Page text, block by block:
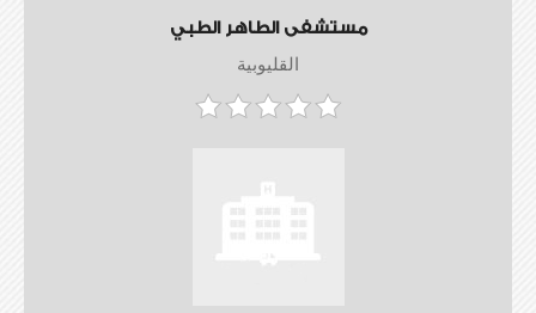
مستشفى الطاهر الطبي
القليوبية